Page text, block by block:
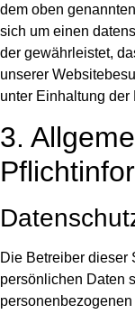
dem oben
sich um einen
der gewährleistet,
unserer
unter Einhaltung der
3.
Die Betreiber dieser
persönlichen Daten